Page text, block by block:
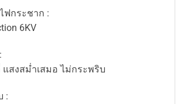
ฟกระชาก :
6KV
สงสม่ำเสมอ ไม่กระพริบ
: